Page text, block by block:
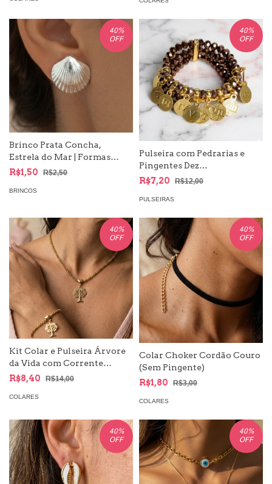
40%
OFF
Brinco Prata Concha,
Estrela do Mar | Formas
Moda Mar
R$1,50 R$2,50
BRINCOS
40%
OFF
Pulseira com Pedrarias e
Pingentes Dez
Mandamentos Dourados
R$7,20 R$12,00
PULSEIRAS
40%
OFF
Kit Colar e Pulseira Árvore
da Vida com Corrente
Veneziana
R$8,40 R$14,00
COLARES
40%
OFF
Colar Choker Cordão Couro
(Sem Pingente)
R$1,80
R$3,00
COLARES
40%
OFF
40%
OFF